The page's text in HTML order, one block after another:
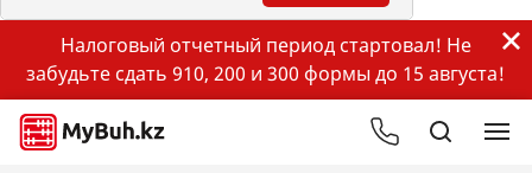
Налоговый отчетный период стартовал! Не
забудьте сдать 910, 200 и 300 формы до 15 августа!